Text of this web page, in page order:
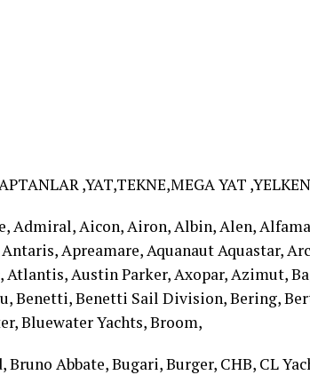
,YAT,TEKNE,MEGA YAT
Admiral, Aicon, Airon, Albin, Alen,
Apreamare, Aquanaut Aquastar,
Austin Parker, Axopar, Azimut,
Benetti, Benetti Sail Division, Bering,
Bluewater Yachts, Broom,
Bruno Abbate, Bugari, Burger, CHB, CL